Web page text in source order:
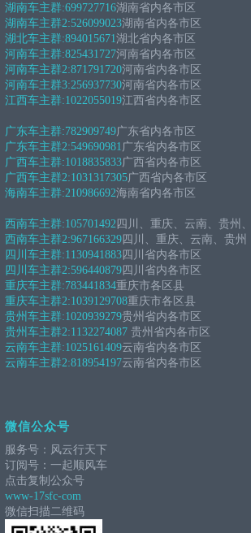
湖南车主群:699727716湖南省内各市区
湖南车主群2:526099023湖南省内各市区
湖北车主群:894015671湖北省内各市区
河南车主群:825431727河南省内各市区
河南车主群2:871791720河南省内各市区
河南车主群3:256937730河南省内各市区
江西车主群:1022055019江西省内各市区
广东车主群:782909749广东省内各市区
广东车主群2:549690981广东省内各市区
广西车主群:1018835833广西省内各市区
广西车主群2:1031317305广西省内各市区
海南车主群:210986692海南省内各市区
西南车主群:105701492 四川、重庆、云南、贵州
西南车主群2:967166329 四川、重庆、云南、贵州
四川车主群:1130941883 四川省内各市区
四川车主群2:596440879 四川省内各市区
重庆车主群:783441834重庆市各区县
重庆车主群2:1039129708重庆市各区县
贵州车主群:1020939279贵州省内各市区
贵州车主群2:1132274087 贵州省内各市区
云南车主群:1025161409云南省内各市区
云南车主群2:818954197云南省内各市区
微信公众号
服务号：风云行天下
订阅号：一起顺风车
点击复制公众号
www-17sfc-com
微信扫描二维码